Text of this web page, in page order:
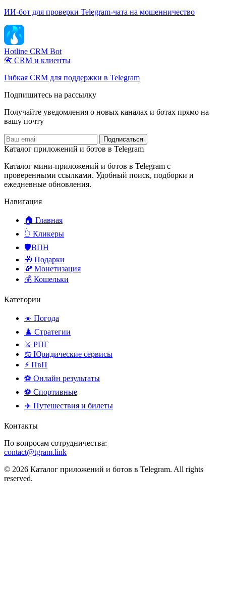
ИИ-бот для проверки Telegram-чата на мошенничество
Hotline CRM Bot
📇 CRM и клиенты
Гибкая CRM для поддержки в Telegram
Подпишитесь на рассылку
Получайте уведомления о новых каналах и ботаx прямо на
вашу почту
Подписаться
Каталог приложений и ботов в Telegram
Каталог мини-приложений и ботов в Telegram с
проверенными ссылками. Удобный поиск, подборки и
ежедневные обновления.
Навигация
🏠 Главная
👆 Кликеры
🛡️ВПН
🎁 Подарки
💸 Монетизация
💰 Кошельки
Категории
☀️ Погода
♟️ Стратегии
⚔️ РПГ
⚖️ Юридические сервисы
⚡ ПвП
⚽ Онлайн результаты
⚽ Спортивные
✈️ Путешествия и билеты
Контакты
По вопросам сотрудничества:
contact@tgram.link
© 2026 Каталог приложений и ботов в Telegram. All rights
reserved.